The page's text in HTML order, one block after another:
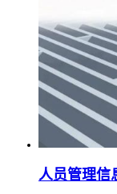
人员管理信